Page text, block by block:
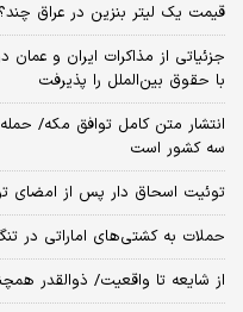
قیمت یک لیتر بنزین در عراق چند؟
جزئیاتی از مذاکرات ایران و عمان
با حقوق بین‌الملل را پذیرفت
انتشار متن کامل توافق مکه/
سه کشور است
توئیت اسحاق دار پس از امضای
حملات به کشتی‌های اماراتی در
از شایعه تا واقعیت/ ذوالقدر